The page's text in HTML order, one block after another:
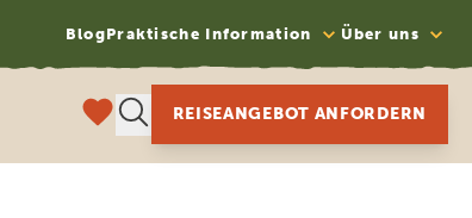
BlogPraktische Information Über uns
REISEANGEBOT ANFORDERN